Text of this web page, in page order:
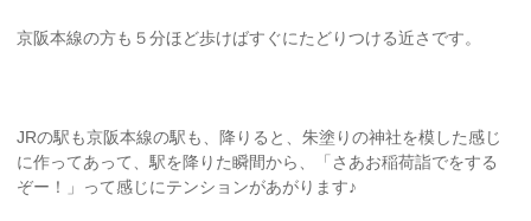
京阪本線の方も５分ほど歩けばすぐにたどりつける近さです。
JRの駅も京阪本線の駅も、降りると、朱塗りの神社を模した感じ
に作ってあって、駅を降りた瞬間から、「さあお稲荷詣でをする
ぞー！」って感じにテンションがあがります♪